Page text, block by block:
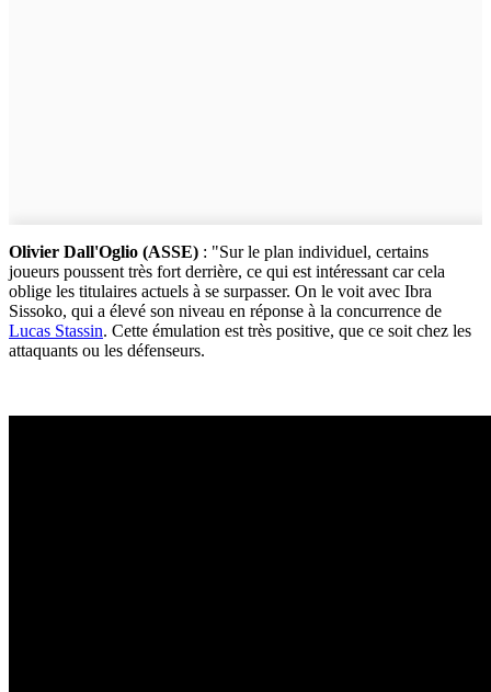
Olivier Dall'Oglio (ASSE) : "Sur le plan individuel, certains
joueurs poussent très fort derrière, ce qui est intéressant car cela
oblige les titulaires actuels à se surpasser. On le voit avec Ibra
Sissoko, qui a élevé son niveau en réponse à la concurrence de
Lucas Stassin. Cette émulation est très positive, que ce soit chez les
attaquants ou les défenseurs.